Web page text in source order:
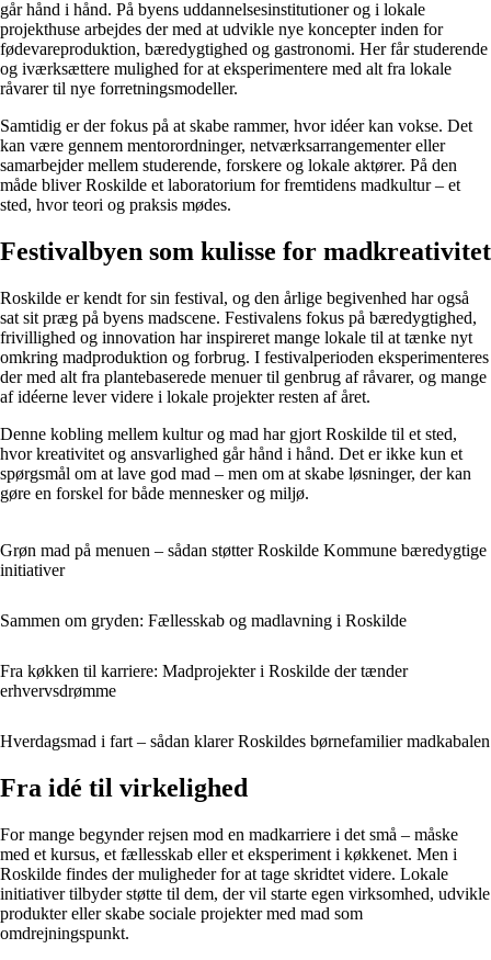
går hånd i hånd. På byens uddannelsesinstitutioner og i lokale
projekthuse arbejdes der med at udvikle nye koncepter inden for
fødevareproduktion, bæredygtighed og gastronomi. Her får studerende
og iværksættere mulighed for at eksperimentere med alt fra lokale
råvarer til nye forretningsmodeller.
Samtidig er der fokus på at skabe rammer, hvor idéer kan vokse. Det
kan være gennem mentorordninger, netværksarrangementer eller
samarbejder mellem studerende, forskere og lokale aktører. På den
måde bliver Roskilde et laboratorium for fremtidens madkultur – et
sted, hvor teori og praksis mødes.
Festivalbyen som kulisse for madkreativitet
Roskilde er kendt for sin festival, og den årlige begivenhed har også
sat sit præg på byens madscene. Festivalens fokus på bæredygtighed,
frivillighed og innovation har inspireret mange lokale til at tænke nyt
omkring madproduktion og forbrug. I festivalperioden eksperimenteres
der med alt fra plantebaserede menuer til genbrug af råvarer, og mange
af idéerne lever videre i lokale projekter resten af året.
Denne kobling mellem kultur og mad har gjort Roskilde til et sted,
hvor kreativitet og ansvarlighed går hånd i hånd. Det er ikke kun et
spørgsmål om at lave god mad – men om at skabe løsninger, der kan
gøre en forskel for både mennesker og miljø.
Grøn mad på menuen – sådan støtter Roskilde Kommune bæredygtige
initiativer
Sammen om gryden: Fællesskab og madlavning i Roskilde
Fra køkken til karriere: Madprojekter i Roskilde der tænder
erhvervsdrømme
Hverdagsmad i fart – sådan klarer Roskildes børnefamilier madkabalen
Fra idé til virkelighed
For mange begynder rejsen mod en madkarriere i det små – måske
med et kursus, et fællesskab eller et eksperiment i køkkenet. Men i
Roskilde findes der muligheder for at tage skridtet videre. Lokale
initiativer tilbyder støtte til dem, der vil starte egen virksomhed, udvikle
produkter eller skabe sociale projekter med mad som
omdrejningspunkt.